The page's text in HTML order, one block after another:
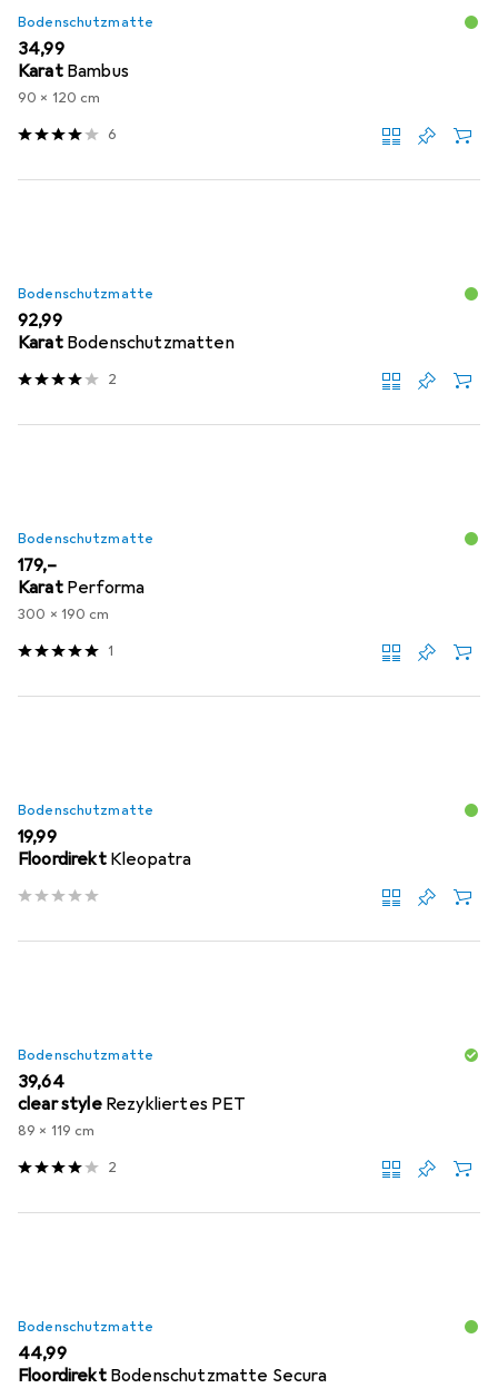
Bodenschutzmatte
EUR
34,99
Karat Bambus
90 x 120 cm
6
Bodenschutzmatte
EUR
92,99
Karat Bodenschutzmatten
2
Bodenschutzmatte
EUR
179,–
Karat Performa
300 x 190 cm
1
Bodenschutzmatte
EUR
19,99
Floordirekt Kleopatra
Bodenschutzmatte
EUR
39,64
clear style Rezykliertes PET
89 x 119 cm
2
Bodenschutzmatte
EUR
44,99
Floordirekt Bodenschutzmatte Secura